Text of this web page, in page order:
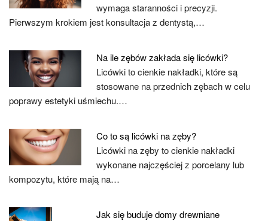
wymaga staranności i precyzji.
Pierwszym krokiem jest konsultacja z dentystą,…
Na ile zębów zakłada się licówki?
Licówki to cienkie nakładki, które są
stosowane na przednich zębach w celu
poprawy estetyki uśmiechu.…
Co to są licówki na zęby?
Licówki na zęby to cienkie nakładki
wykonane najczęściej z porcelany lub
kompozytu, które mają na…
Jak się buduje domy drewniane